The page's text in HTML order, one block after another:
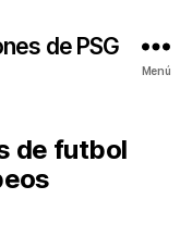
de PSG
Menú
de futbol